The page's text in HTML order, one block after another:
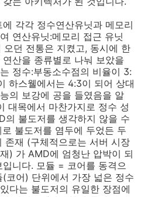
각각 정수연산유닛과 메모리
연산유닛:메모리 접근 유닛
오던 전통은 지켰고, 동시에 한
산을 종류별로 나눠 보았을
정수:부동소수점의 비율이 3:
하스웰에서는 4:3이 되어 상대
의 보강에 공을 들였음을 알
대목에서 마찬가지로 정수 성
의 불도저를 생각하지 않을 수
불도저를 염두에 두었든 두
존재 (구체적으로는 서버 시장
) 가 AMD에 엄청난 압박이 되
니다. 모듈 = 코어를 동격으
(코어) 단위에서 가장 넓은 정수
다는 불도저의 유일한 장점에